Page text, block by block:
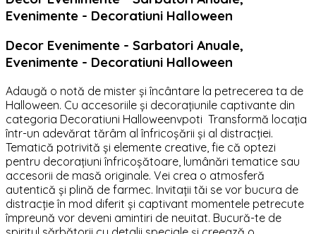
Evenimente - Decoratiuni Halloween
Decor Evenimente - Sarbatori Anuale,
Evenimente - Decoratiuni Halloween
Adaugă o notă de mister și încântare la petrecerea ta de
Halloween. Cu accesoriile și decorațiunile captivante din
categoria Decoratiuni Halloweenvpoti Transformă locația
într-un adevărat tărâm al înfricoșării și al distracției.
Tematică potrivită și elemente creative, fie că optezi
pentru decorațiuni înfricoșătoare, lumânări tematice sau
accesorii de masă originale. Vei crea o atmosferă
autentică și plină de farmec. Invitații tăi se vor bucura de
distracție în mod diferit și captivant momentele petrecute
împreună vor deveni amintiri de neuitat. Bucură-te de